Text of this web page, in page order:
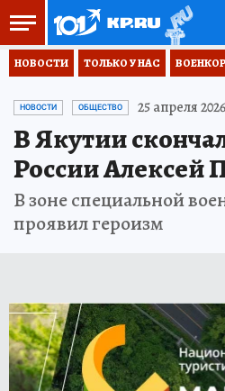
НОВОСТИ ТОЛЬКО У НАС
НОВОСТИ ОБЩЕСТВО 25 апреля
В Якутии
России Алексей
В зоне специальной
проявил героизм